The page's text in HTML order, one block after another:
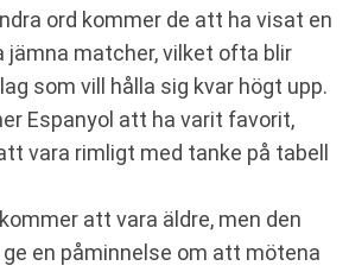
ord kommer de att ha visat en
jämna matcher, vilket ofta blir
som vill hålla sig kvar högt upp.
Espanyol att ha varit favorit,
vara rimligt med tanke på tabell
att vara äldre, men den
en påminnelse om att mötena